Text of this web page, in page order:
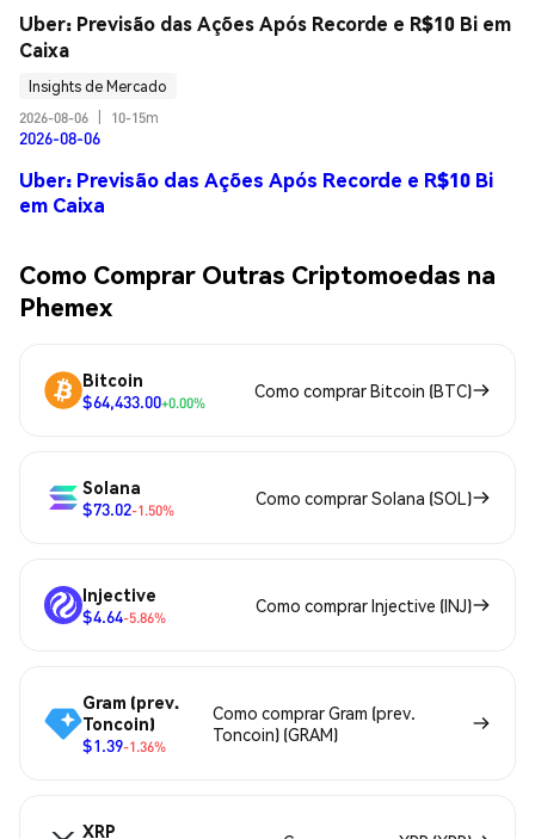
Uber: Previsão das Ações Após Recorde e R$10 Bi em
Caixa
Insights de Mercado
2026-08-06
10-15m
2026-08-06
Uber: Previsão das Ações Após Recorde e R$10 Bi
em Caixa
Como Comprar Outras Criptomoedas na
Phemex
Bitcoin
$64,433.00+0.00%
Como comprar Bitcoin (BTC)
Solana
$73.02-1.50%
Como comprar Solana (SOL)
Injective
$4.64-5.86%
Como comprar Injective (INJ)
Gram (prev.
Toncoin)
$1.39-1.36%
Como comprar Gram (prev.
Toncoin) (GRAM)
XRP